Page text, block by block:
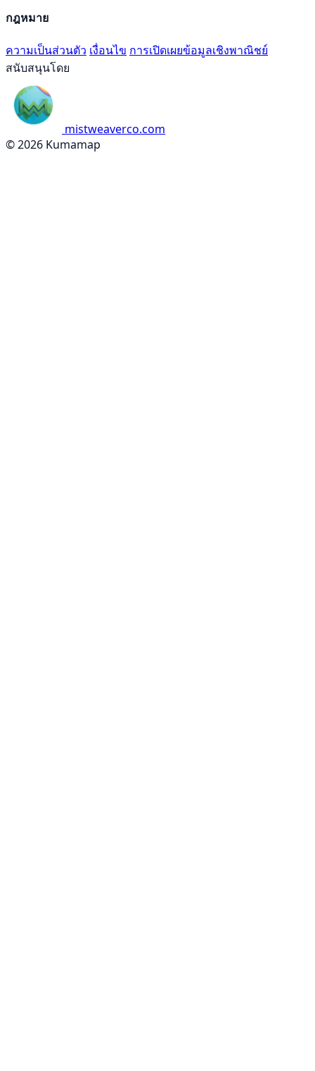
กฎหมาย
ความเป็นส่วนตัว เงื่อนไข การเปิดเผยข้อมูลเชิงพาณิชย์
สนับสนุนโดย
mistweaverco.com
© 2026 Kumamap